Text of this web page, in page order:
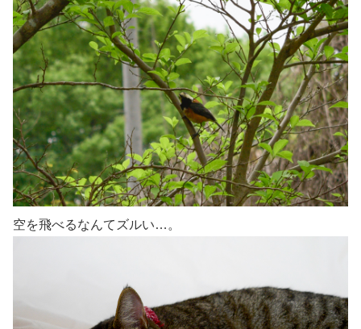
空を飛べるなんてズルい…。